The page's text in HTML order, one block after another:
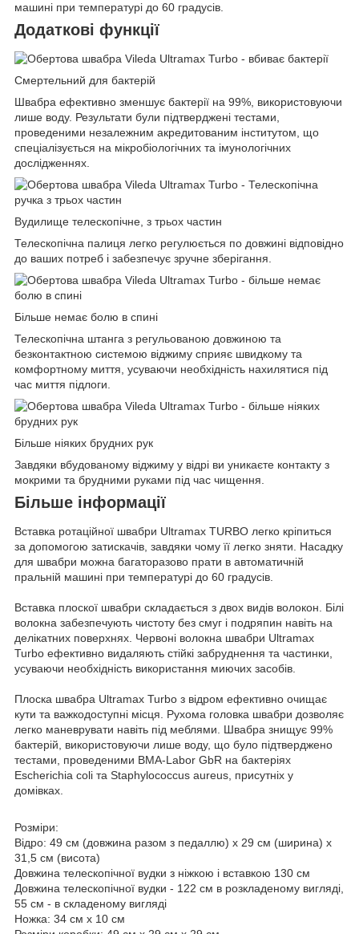
машині при температурі до 60 градусів.
Додаткові функції
Смертельний для бактерій
Швабра ефективно зменшує бактерії на 99%, використовуючи
лише воду. Результати були підтверджені тестами,
проведеними незалежним акредитованим інститутом, що
спеціалізується на мікробіологічних та імунологічних
дослідженнях.
Вудилище телескопічне, з трьох частин
Телескопічна палиця легко регулюється по довжині відповідно
до ваших потреб і забезпечує зручне зберігання.
Більше немає болю в спині
Телескопічна штанга з регульованою довжиною та
безконтактною системою віджиму сприяє швидкому та
комфортному миття, усуваючи необхідність нахилятися під
час миття підлоги.
Більше ніяких брудних рук
Завдяки вбудованому віджиму у відрі ви уникаєте контакту з
мокрими та брудними руками під час чищення.
Більше інформації
Вставка ротаційної швабри Ultramax TURBO легко кріпиться
за допомогою затискачів, завдяки чому її легко зняти. Насадку
для швабри можна багаторазово прати в автоматичній
пральній машині при температурі до 60 градусів.
Вставка плоскої швабри складається з двох видів волокон. Білі
волокна забезпечують чистоту без смуг і подряпин навіть на
делікатних поверхнях. Червоні волокна швабри Ultramax
Turbo ефективно видаляють стійкі забруднення та частинки,
усуваючи необхідність використання миючих засобів.
Плоска швабра Ultramax Turbo з відром ефективно очищає
кути та важкодоступні місця. Рухома головка швабри дозволяє
легко маневрувати навіть під меблями. Швабра знищує 99%
бактерій, використовуючи лише воду, що було підтверджено
тестами, проведеними BMA-Labor GbR на бактеріях
Escherichia coli та Staphylococcus aureus, присутніх у
домівках.
Розміри:
Відро: 49 см (довжина разом з педаллю) х 29 см (ширина) х
31,5 см (висота)
Довжина телескопічної вудки з ніжкою і вставкою 130 см
Довжина телескопічної вудки - 122 см в розкладеному вигляді,
55 см - в складеному вигляді
Ножка: 34 см х 10 см